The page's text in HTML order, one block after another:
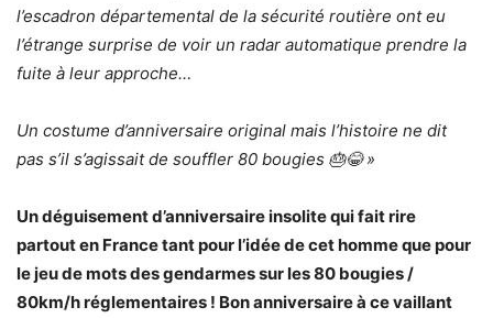
l’escadron départemental de la sécurité routière ont eu
l’étrange surprise de voir un radar automatique prendre la
fuite à leur approche…
Un costume d’anniversaire original mais l’histoire ne dit
pas s’il s’agissait de souffler 80 bougies 🎂😂 »
Un déguisement d’anniversaire insolite qui fait rire
partout en France tant pour l’idée de cet homme que pour
le jeu de mots des gendarmes sur les 80 bougies /
80km/h réglementaires ! Bon anniversaire à ce vaillant